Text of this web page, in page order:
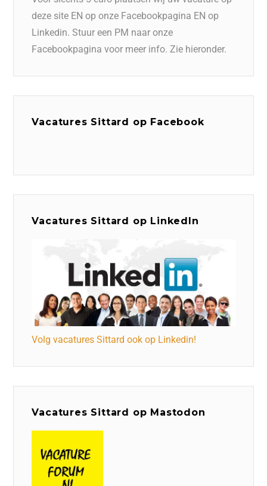
deze site EN op onze Facebookpagina EN op
Linkedin. Stuur een PM naar onze
Facebookpagina voor meer info. Zie hieronder.
Vacatures Sittard op Facebook
Vacatures Sittard op LinkedIn
Volg vacatures Sittard ook op Linkedin!
Vacatures Sittard op Mastodon